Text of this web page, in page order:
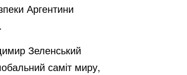
Аргентини
Зеленський
саміт миру,